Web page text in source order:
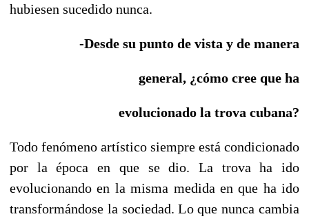
hubiesen sucedido nunca.
-Desde su punto de vista y de manera
general, ¿cómo cree que ha
evolucionado la trova cubana?
Todo fenómeno artístico siempre está condicionado
por la época en que se dio. La trova ha ido
evolucionando en la misma medida en que ha ido
transformándose la sociedad. Lo que nunca cambia